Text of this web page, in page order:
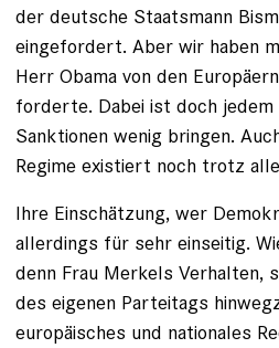
der deutsche Staatsmann
eingefordert. Aber wir haben
Herr Obama von den
forderte. Dabei ist doch
Sanktionen wenig bringen.
Regime existiert noch trotz
Ihre Einschätzung, wer
allerdings für sehr einseitig.
denn Frau Merkels Verhalten,
des eigenen Parteitags
europäisches und nationales